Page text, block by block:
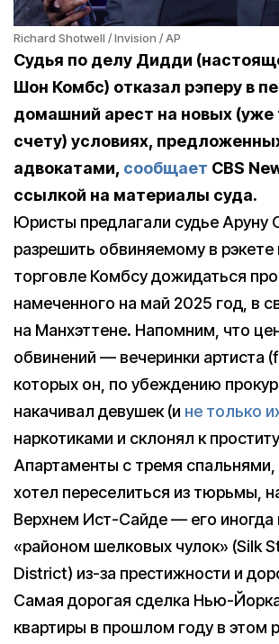
Richard Shotwell / Invision / AP
Судья по делу Дидди
Шон Комбс) отказал рэперу в
домашний арест на новых (уже
счету) условиях,
адвокатами, сообщает CBS
ссылкой на материалы суда.
Юристы предлагали судье Аруну
разрешить обвиняемому в рэкете
торговле Комбсу дожидаться
намеченного на май 2025 год, в
на Манхэттене. Напомним, что
обвинений — вечеринки артиста
которых он, по убеждению
накачивал девушек (и не только
наркотиками и склонял к
Апартаменты с тремя спальнями,
хотел переселиться из тюрьмы,
Верхнем Ист-Сайде — его иногда
«районом шелковых чулок» (Silk
District) из-за престижности и
Самая дорогая сделка Нью-
квартиры в прошлом году в этом